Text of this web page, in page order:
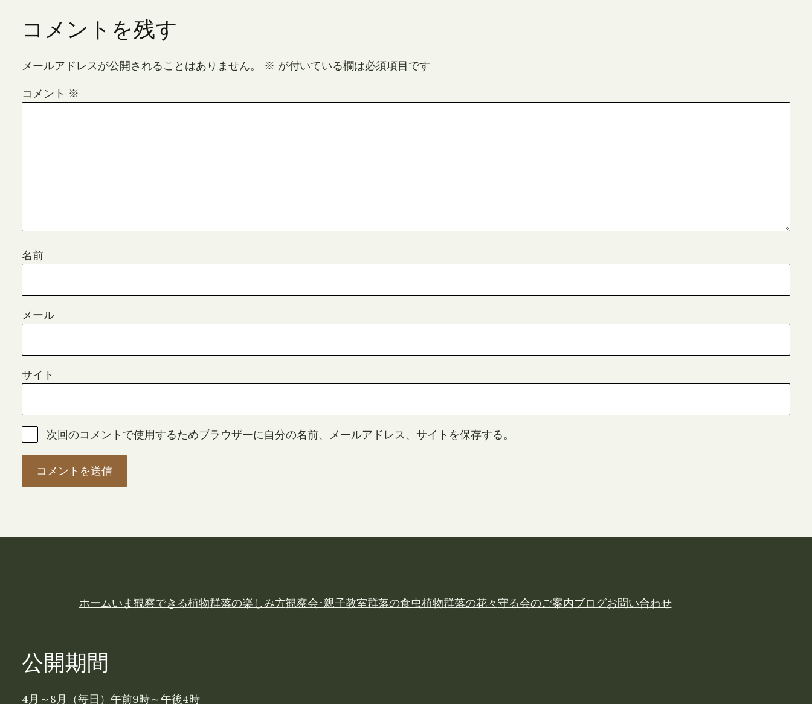
コメントを残す
メールアドレスが公開されることはありません。 ※ が付いている欄は必須項目です
コメント ※
名前
メール
サイト
次回のコメントで使用するためブラウザーに自分の名前、メールアドレス、サイトを保存する。
ホームいま観察できる植物群落の楽しみ方観察会･親子教室群落の食虫植物群落の花々守る会のご案内ブログお問い合わせ
公開期間
4月～8月（毎日）午前9時～午後4時